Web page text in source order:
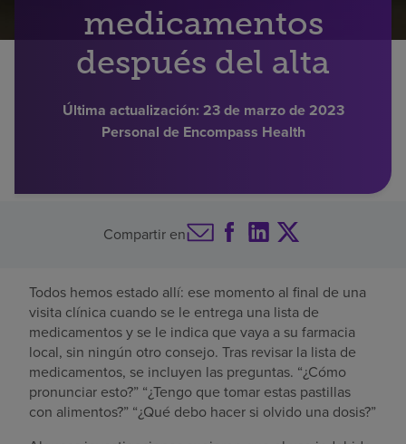
Buscar un centromedicamentos
después del alta
Última actualización: 23 de marzo de 2023
Personal de Encompass Health
Compartir en
Todos hemos estado allí: ese momento al final de una
visita clínica cuando se le entrega una lista de
medicamentos y se le indica que vaya a su farmacia
local, sin ningún otro consejo. Tras revisar la lista de
medicamentos, se incluyen las preguntas. “¿Cómo
pronunciar esto?” “¿Tengo que tomar estas pastillas
con alimentos?” “¿Qué debo hacer si olvido una dosis?”